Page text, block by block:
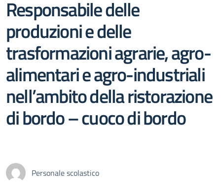
Responsabile delle
produzioni e delle
trasformazioni agrarie, agro-
alimentari e agro-industriali
nell’ambito della ristorazione
di bordo – cuoco di bordo
Personale scolastico